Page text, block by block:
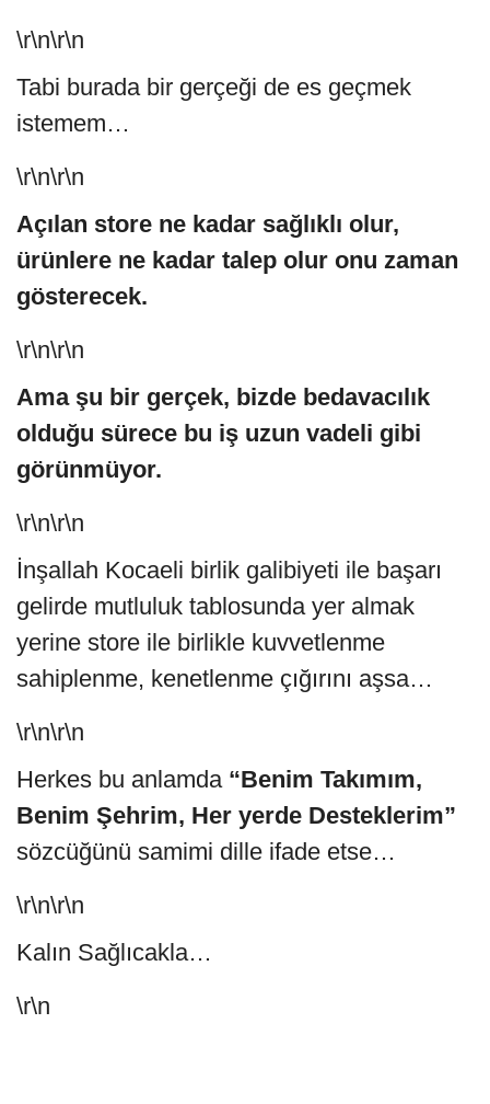
\r\n\r\n
Tabi burada bir gerçeği de es geçmek
istemem…
\r\n\r\n
Açılan store ne kadar sağlıklı olur,
ürünlere ne kadar talep olur onu zaman
gösterecek.
\r\n\r\n
Ama şu bir gerçek, bizde bedavacılık
olduğu sürece bu iş uzun vadeli gibi
görünmüyor.
\r\n\r\n
İnşallah Kocaeli birlik galibiyeti ile başarı
gelirde mutluluk tablosunda yer almak
yerine store ile birlikle kuvvetlenme
sahiplenme, kenetlenme çığırını aşsa…
\r\n\r\n
Herkes bu anlamda “Benim Takımım,
Benim Şehrim, Her yerde Desteklerim”
sözcüğünü samimi dille ifade etse…
\r\n\r\n
Kalın Sağlıcakla…
\r\n